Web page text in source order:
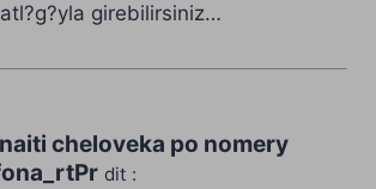
girebilirsiniz…
cheloveka po nomery
dit :